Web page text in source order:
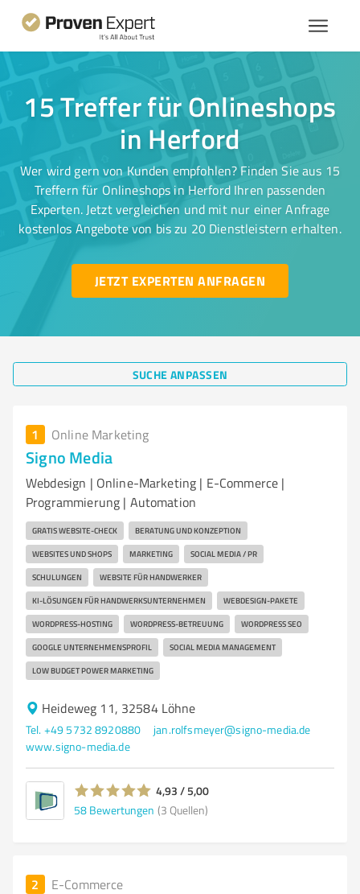
15 Treffer für Onlineshops
in Herford
Wer wird gern von Kunden empfohlen? Finden Sie aus 15
Treffern für Onlineshops in Herford Ihren passenden
Experten. Jetzt vergleichen und mit nur einer Anfrage
kostenlos Angebote von bis zu 20 Dienstleistern erhalten.
JETZT EXPERTEN ANFRAGEN
SUCHE ANPASSEN
1 Online Marketing
Signo Media
Webdesign | Online-Marketing | E-Commerce |
Programmierung | Automation
GRATIS WEBSITE-CHECK BERATUNG UND KONZEPTION
WEBSITES UND SHOPS MARKETING SOCIAL MEDIA / PR
SCHULUNGEN WEBSITE FÜR HANDWERKER
KI-LÖSUNGEN FÜR HANDWERKSUNTERNEHMEN WEBDESIGN-PAKETE
WORDPRESS-HOSTING WORDPRESS-BETREUUNG WORDPRESS SEO
GOOGLE UNTERNEHMENSPROFIL SOCIAL MEDIA MANAGEMENT
LOW BUDGET POWER MARKETING
Heideweg 11, 32584 Löhne
Tel. +49 5732 8920880
jan.rolfsmeyer@signo-media.de
www.signo-media.de
4,93 / 5,00
58 Bewertungen (3 Quellen)
2 E-Commerce